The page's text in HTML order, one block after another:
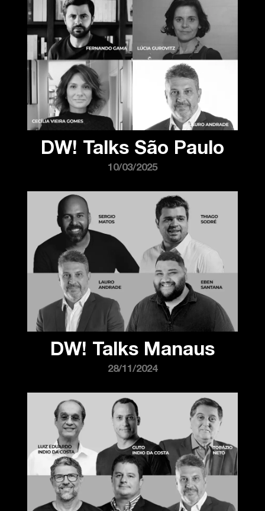
DW! Talks São Paulo
10/03/2025
DW! Talks Manaus
28/11/2024